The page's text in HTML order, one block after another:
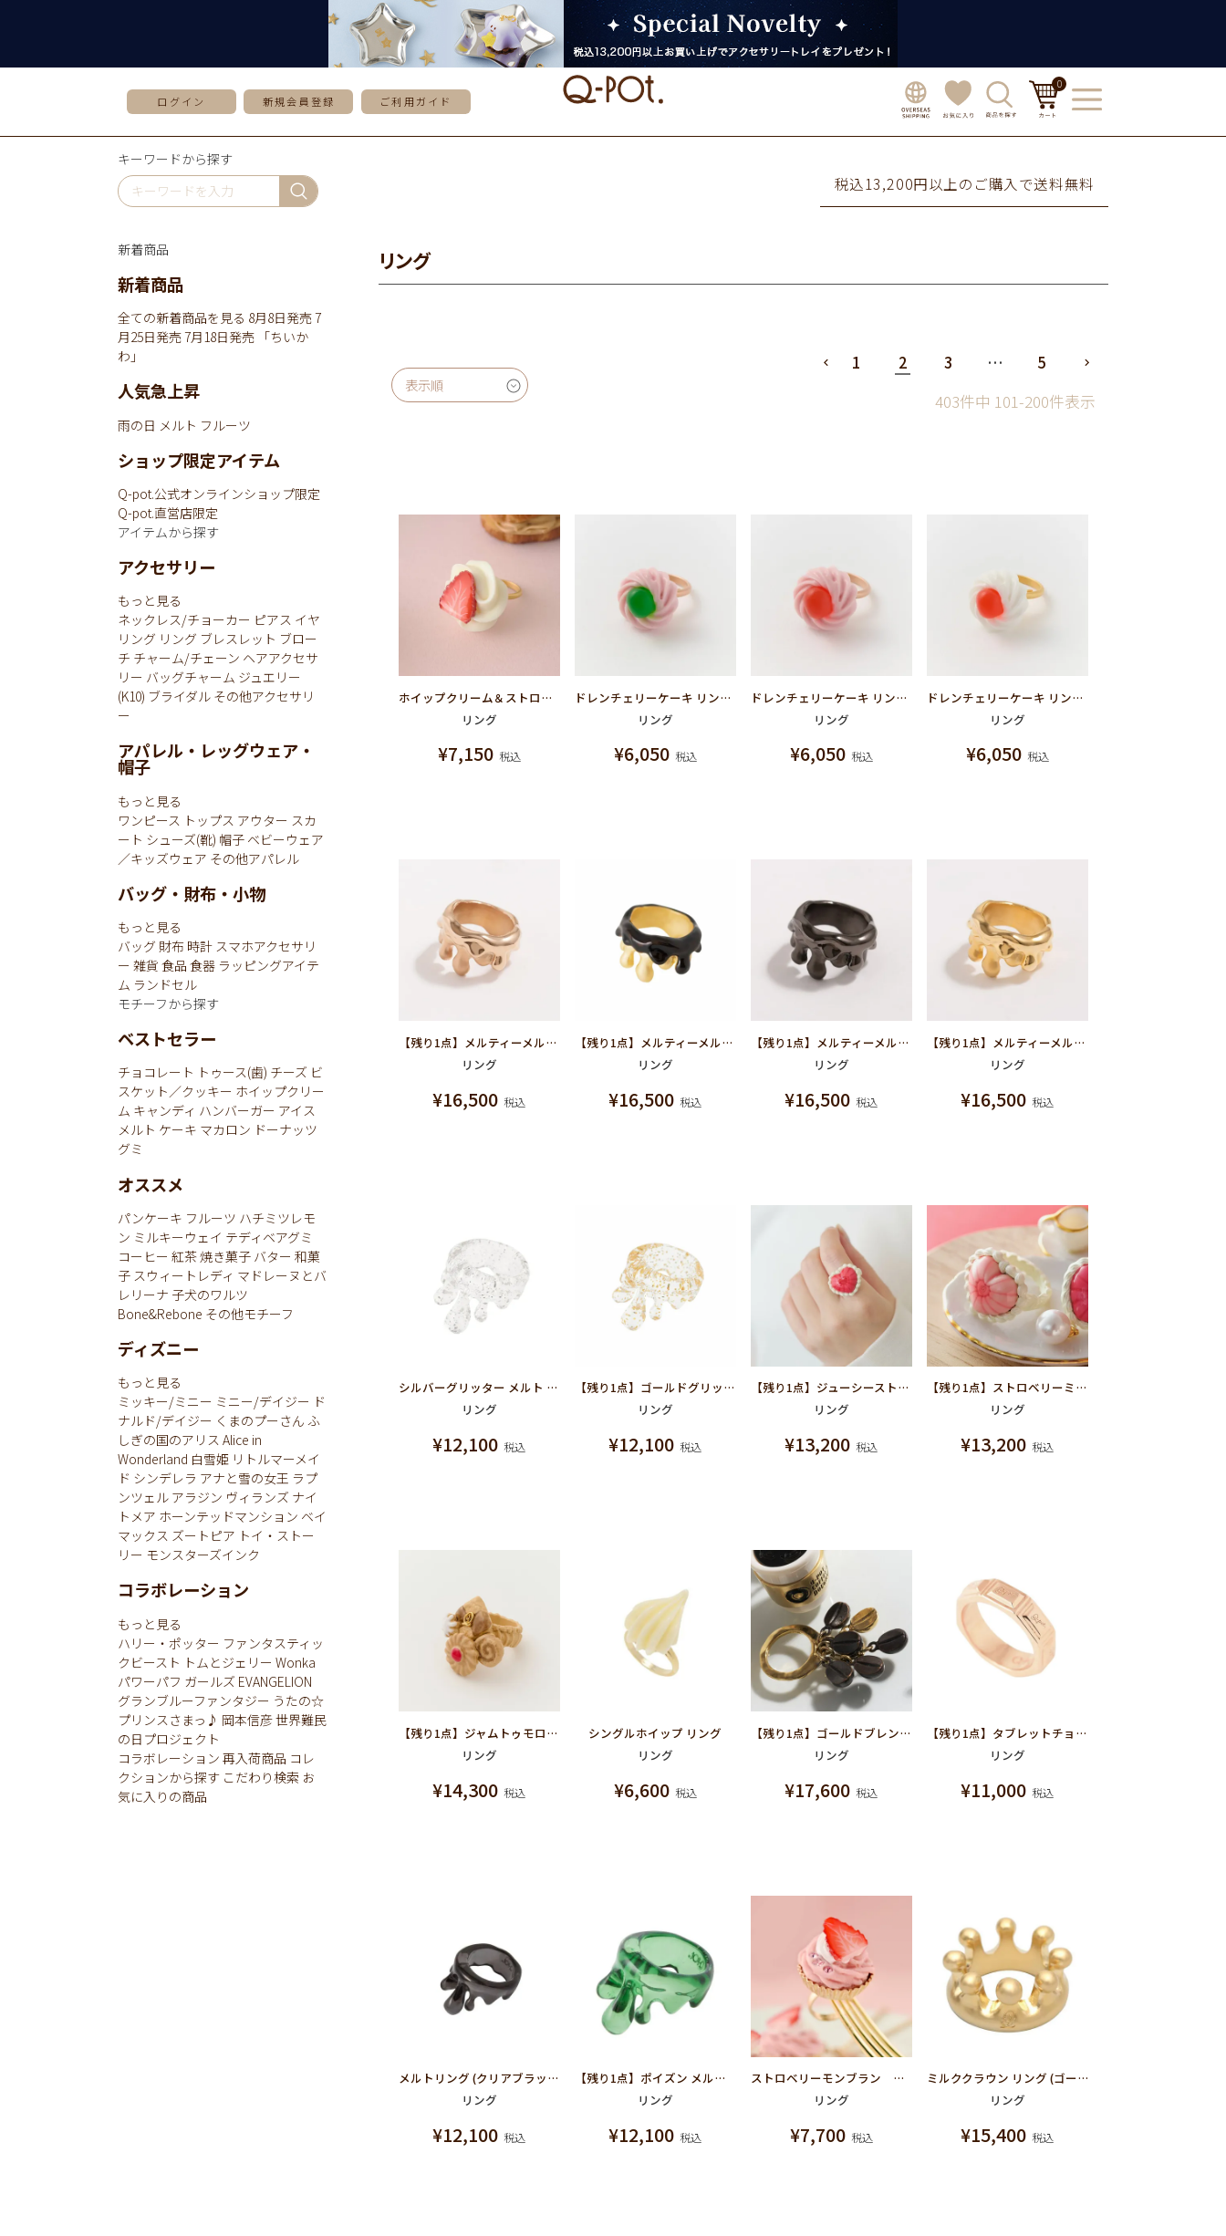
ログイン 新規会員登録 ご利用ガイド
0
キーワードから探す
税込13,200円以上のご購入で送料無料
リング
表示順
403件中 101-200件表示
1 2 3 … 5
ホイップクリーム＆ストロベリー リング
リング
¥7,150 税込
ドレンチェリーケーキ リング-グリーン(ストロベリー)
リング
¥6,050 税込
ドレンチェリーケーキ リング-レッド(ストロベリー)
リング
¥6,050 税込
ドレンチェリーケーキ リング-レッド(ミルク)
リング
¥6,050 税込
【残り1点】メルティーメルト リング(ピンク×マットピンク)
リング
¥16,500 税込
【残り1点】メルティーメルト リング(ブラウン×マットゴールド)
リング
¥16,500 税込
【残り1点】メルティーメルト リング(ブラック×マットブラック)
リング
¥16,500 税込
【残り1点】メルティーメルト リング(ゴールド×マットゴールド)
リング
¥16,500 税込
シルバーグリッター メルト リング
リング
¥12,100 税込
【残り1点】ゴールドグリッター メルト リング
リング
¥12,100 税込
【残り1点】ジューシーストロベリーババロア リング
リング
¥13,200 税込
【残り1点】ストロベリーミルクババロア リング
リング
¥13,200 税込
【残り1点】ジャムトゥモロー リング
リング
¥14,300 税込
シングルホイップ リング
リング
¥6,600 税込
【残り1点】ゴールドブレンドコーヒー リング
リング
¥17,600 税込
【残り1点】タブレットチョコレート リング（ピンクゴールド）
リング
¥11,000 税込
メルトリング (クリアブラック)
リング
¥12,100 税込
【残り1点】ポイズン メルトリング
リング
¥12,100 税込
ストロベリーモンブラン リング
リング
¥7,700 税込
ミルククラウン リング (ゴールド)
リング
¥15,400 税込
新着商品
新着商品
全ての新着商品を見る 8月8日発売7
月25日発売7月18日発売 「ちいか
わ」
人気急上昇
雨の日 メルト フルーツ
ショップ限定アイテム
Q-pot.公式オンラインショップ限定
Q-pot.直営店限定
アイテムから探す
アクセサリー
もっと見る
ネックレス/チョーカー ピアス イヤ
リング リング ブレスレット ブロー
チ チャーム/チェーン ヘアアクセサ
リー バッグチャーム ジュエリー
(K10) ブライダル その他アクセサリ
ー
アパレル・レッグウェア・
帽子
もっと見る
ワンピース トップス アウター スカ
ート シューズ(靴) 帽子 ベビーウェア
／キッズウェア その他アパレル
バッグ・財布・小物
もっと見る
バッグ 財布 時計 スマホアクセサリ
ー 雑貨 食品 食器 ラッピングアイテ
ム ランドセル
モチーフから探す
ベストセラー
チョコレート トゥース(歯) チーズ ビ
スケット／クッキー ホイップクリー
ム キャンディ ハンバーガー アイス
メルト ケーキ マカロン ドーナッツ
グミ
オススメ
パンケーキ フルーツ ハチミツレモ
ン ミルキーウェイ テディベアグミ
コーヒー 紅茶焼き菓子 バター 和菓
子 スウィートレディ マドレーヌとバ
レリーナ 子犬のワルツ
Bone&Rebone その他モチーフ
ディズニー
もっと見る
ミッキー/ミニー ミニー/デイジー ド
ナルド/デイジー くまのプーさん ふ
しぎの国のアリス Alice in
Wonderland 白雪姫 リトルマーメイ
ド シンデレラ アナと雪の女王 ラプ
ンツェル アラジン ヴィランズ ナイ
トメア ホーンテッドマンション ベイ
マックス ズートピア トイ・ストー
リー モンスターズインク
コラボレーション
もっと見る
ハリー・ポッター ファンタスティッ
クビースト トムとジェリー Wonka
パワーパフ ガールズ EVANGELION
グランブルーファンタジー うたの☆
プリンスさまっ♪ 岡本信彦世界難民
の日プロジェクト
コラボレーション 再入荷商品 コレ
クションから探す こだわり検索 お
気に入りの商品